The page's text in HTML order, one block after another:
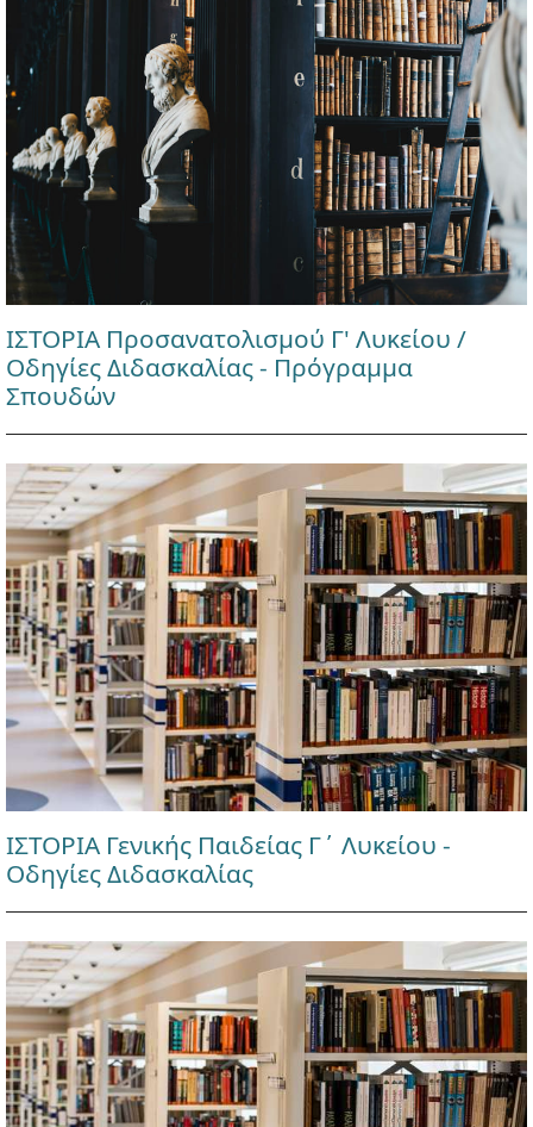
ΙΣΤΟΡΙΑ Προσανατολισμού Γ' Λυκείου /
Οδηγίες Διδασκαλίας - Πρόγραμμα
Σπουδών
ΙΣΤΟΡΙΑ Γενικής Παιδείας Γ΄ Λυκείου -
Οδηγίες Διδασκαλίας